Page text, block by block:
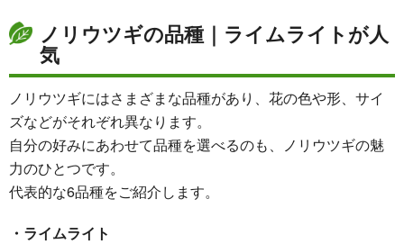
ノリウツギの品種｜ライムライトが人
気
ノリウツギにはさまざまな品種があり、花の色や形、サイ
ズなどがそれぞれ異なります。
自分の好みにあわせて品種を選べるのも、ノリウツギの魅
力のひとつです。
代表的な6品種をご紹介します。
・ライムライト